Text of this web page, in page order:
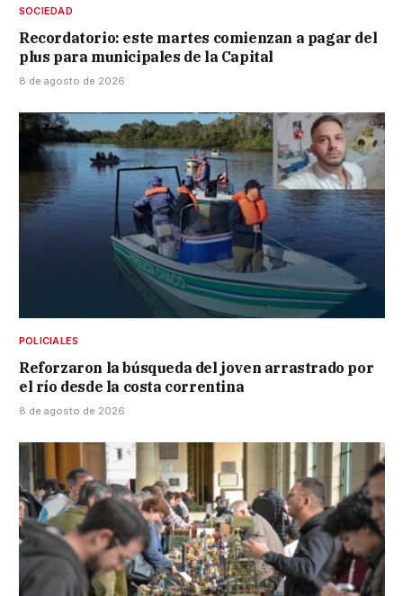
SOCIEDAD
Recordatorio: este martes comienzan a pagar del
plus para municipales de la Capital
8 de agosto de 2026
POLICIALES
Reforzaron la búsqueda del joven arrastrado por
el río desde la costa correntina
8 de agosto de 2026